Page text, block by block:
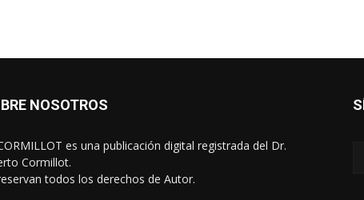
NOSOTROS
es una publicación digital registrada del Dr.
Cormillot.
todos los derechos de Autor.